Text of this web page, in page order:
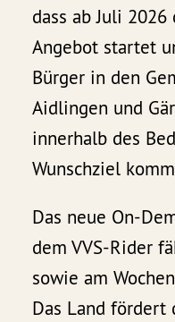
dass ab Juli
Angebot startet
Bürger in den
Aidlingen und
innerhalb des
Wunschziel
Das neue On-
dem VVS-Rider
sowie am
Das Land fördert